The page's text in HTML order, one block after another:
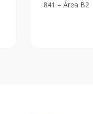
841 – Área B2